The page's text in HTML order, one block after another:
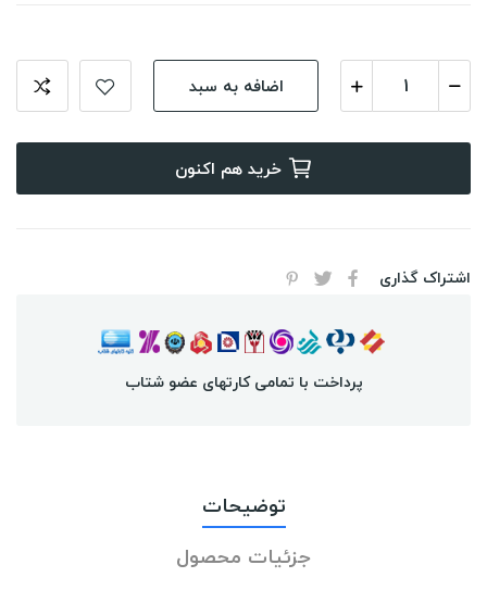
اضافه به سبد
خرید هم اکنون
اشتراک گذاری
پرداخت با تمامی کارتهای عضو شتاب
توضیحات
جزئیات محصول